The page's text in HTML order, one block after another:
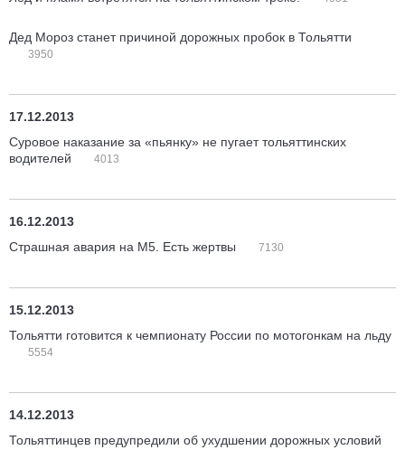
Дед Мороз станет причиной дорожных пробок в Тольятти
3950
17.12.2013
Суровое наказание за «пьянку» не пугает тольяттинских
водителей
4013
16.12.2013
Страшная авария на М5. Есть жертвы
7130
15.12.2013
Тольятти готовится к чемпионату России по мотогонкам на льду
5554
14.12.2013
Тольяттинцев предупредили об ухудшении дорожных условий